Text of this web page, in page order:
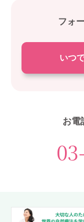
フォ
いつ
お電